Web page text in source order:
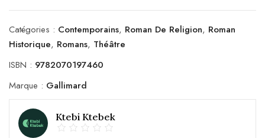
Catégories : Contemporains, Roman De Religion, Roman
Historique, Romans, Théâtre
ISBN : 9782070197460
Marque : Gallimard
Ktebi Ktebek